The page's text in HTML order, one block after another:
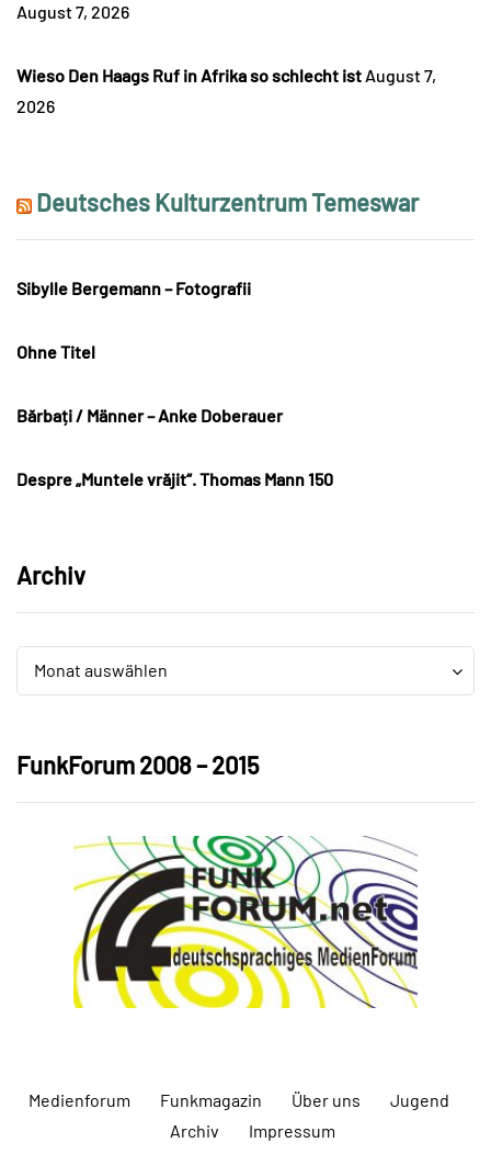
August 7, 2026
Wieso Den Haags Ruf in Afrika so schlecht ist August 7,
2026
Deutsches Kulturzentrum Temeswar
Sibylle Bergemann – Fotografii
Ohne Titel
Bărbați / Männer – Anke Doberauer
Despre „Muntele vrăjit“. Thomas Mann 150
Archiv
Archiv
Monat auswählen
Archiv
FunkForum 2008 – 2015
Medienforum Funkmagazin Über uns
Jugend
Archiv
Impressum